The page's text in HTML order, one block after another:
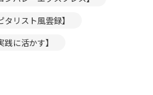
リスト風雲録】
に活かす】